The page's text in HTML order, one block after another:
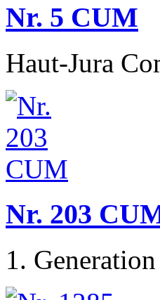
Nr. 5 CUM
Haut-Jura
Nr. 203
1.